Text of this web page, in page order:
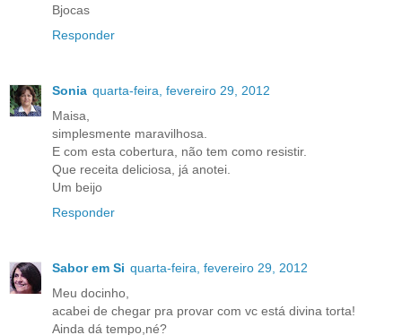
Bjocas
Responder
Sonia quarta-feira, fevereiro 29, 2012
Maisa,
simplesmente maravilhosa.
E com esta cobertura, não tem como resistir.
Que receita deliciosa, já anotei.
Um beijo
Responder
Sabor em Si quarta-feira, fevereiro 29, 2012
Meu docinho,
acabei de chegar pra provar com vc está divina torta!
Ainda dá tempo,né?